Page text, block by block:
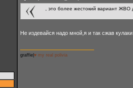
, это более жестокий вариант ЖВО
Не издевайся надо мной,я и так сжав
graffie| ♥ my real polivia